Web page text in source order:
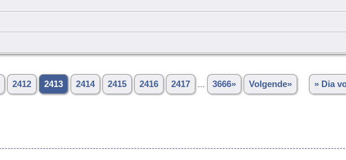
2412 2413 2414 2415 2416 2417 3666» Volgende» » Dia